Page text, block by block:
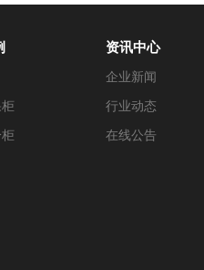
资讯中心
企业新闻
行业动态
在线公告